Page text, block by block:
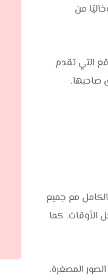
من
التي تقدم
صاحبها.
مع جميع
الأوقات. كما
المصغرة،